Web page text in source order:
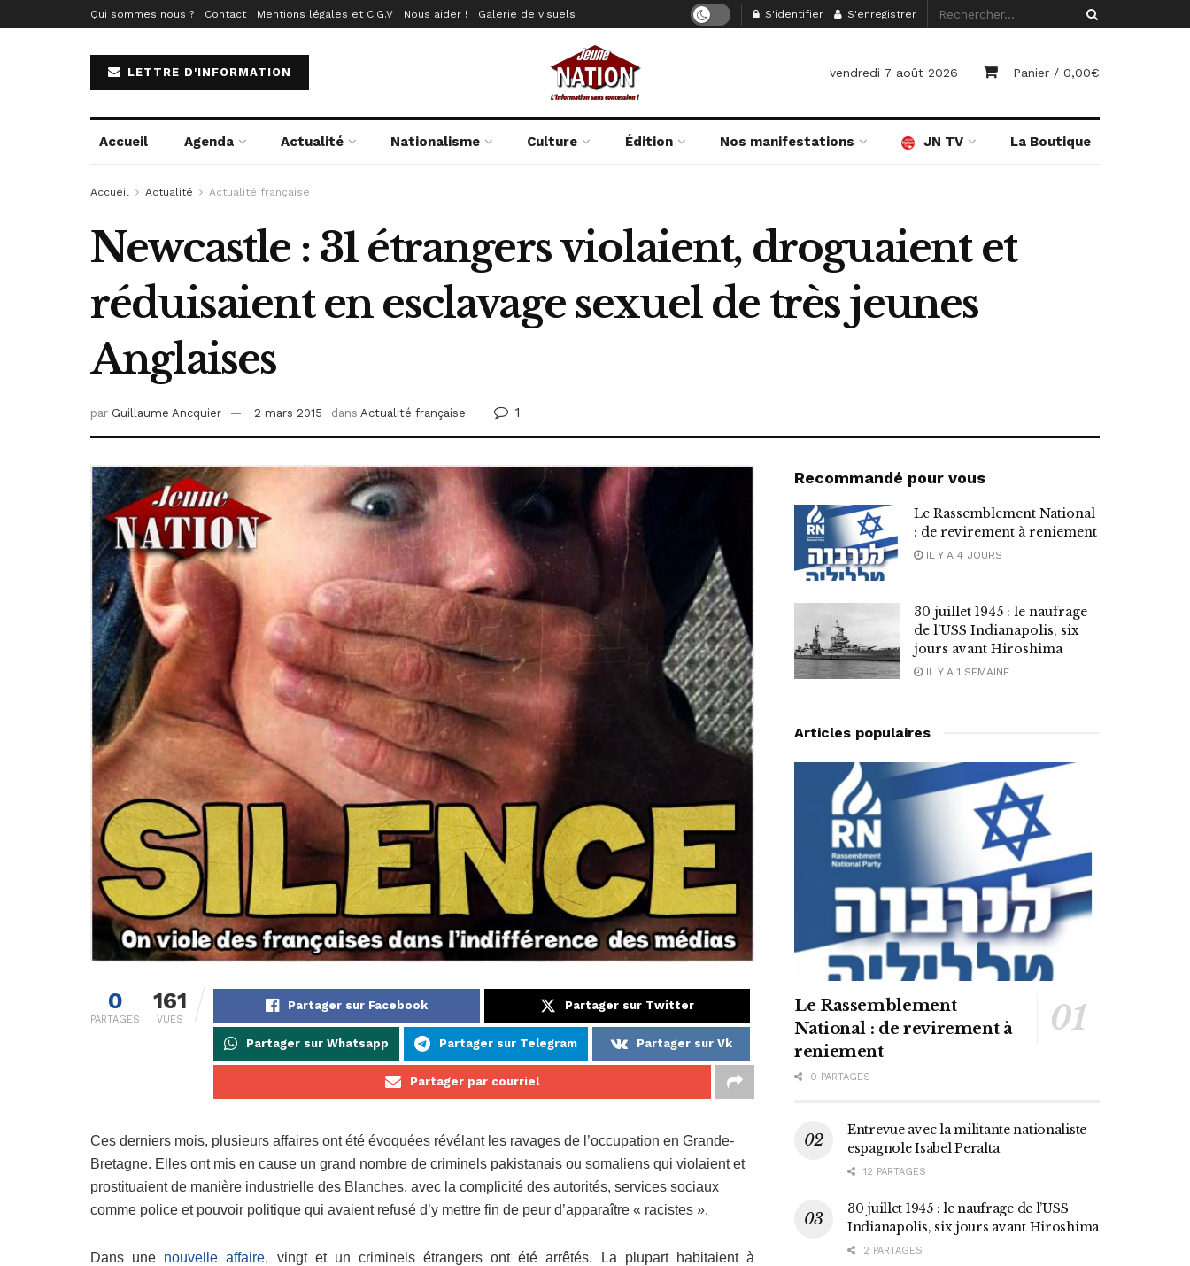
Qui sommes nous ? Contact Mentions légales et C.G.V Nous aider ! Galerie de visuels S'identifier S'enregistrer
LETTRE D'INFORMATION vendredi 7 août 2026 Panier / 0,00€
Accueil Agenda Actualité Nationalisme Culture Édition Nos manifestations JN TV La Boutique
Accueil Actualité Actualité française
Newcastle : 31 étrangers violaient, droguaient et
réduisaient en esclavage sexuel de très jeunes
Anglaises
par Guillaume Ancquier 2 mars 2015 dans Actualité française 1
0
PARTAGES
161
VUES
Partager sur Facebook Partager sur Twitter
Partager sur Whatsapp Partager sur Telegram Partager sur Vk
Partager par courriel
Ces derniers mois, plusieurs affaires ont été évoquées révélant les ravages de l’occupation en Grande-
Bretagne. Elles ont mis en cause un grand nombre de criminels pakistanais ou somaliens qui violaient et
prostituaient de manière industrielle des Blanches, avec la complicité des autorités, services sociaux
comme police et pouvoir politique qui avaient refusé d’y mettre fin de peur d’apparaître « racistes ».
Dans une nouvelle affaire, vingt et un criminels étrangers ont été arrêtés. La plupart habitaient à
Recommandé pour vous
Le Rassemblement National
: de revirement à reniement
IL Y A 4 JOURS
30 juillet 1945 : le naufrage
de l’USS Indianapolis, six
jours avant Hiroshima
IL Y A 1 SEMAINE
Articles populaires
Le Rassemblement
National : de revirement à
reniement
0 PARTAGES
Entrevue avec la militante nationaliste
espagnole Isabel Peralta
12 PARTAGES
30 juillet 1945 : le naufrage de l’USS
Indianapolis, six jours avant Hiroshima
2 PARTAGES